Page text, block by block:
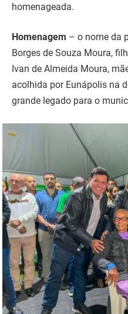
homenageada.
Homenagem – o nome da
Borges de Souza Moura,
Ivan de Almeida Moura,
acolhida por Eunápolis na
grande legado para o